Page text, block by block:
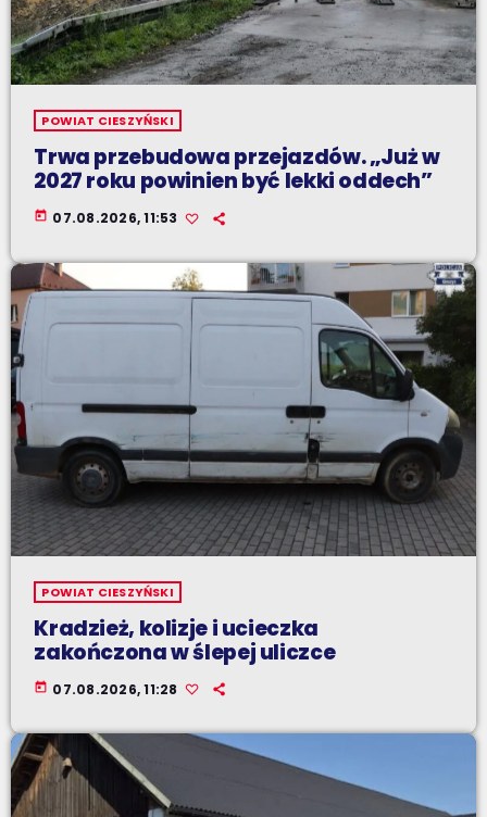
POWIAT CIESZYŃSKI
Trwa przebudowa przejazdów. „Już w
2027 roku powinien być lekki oddech”
today 07.08.2026, 11:53
POWIAT CIESZYŃSKI
Kradzież, kolizje i ucieczka
zakończona w ślepej uliczce
today 07.08.2026, 11:28